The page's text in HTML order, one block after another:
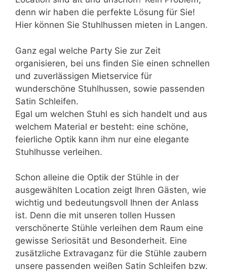
denn wir haben die perfekte Lösung für Sie!
Hier können Sie Stuhlhussen mieten in Langen.
Ganz egal welche Party Sie zur Zeit
organisieren, bei uns finden Sie einen schnellen
und zuverlässigen Mietservice für
wunderschöne Stuhlhussen, sowie passenden
Satin Schleifen.
Egal um welchen Stuhl es sich handelt und aus
welchem Material er besteht: eine schöne,
feierliche Optik kann ihm nur eine elegante
Stuhlhusse verleihen.
Schon alleine die Optik der Stühle in der
ausgewählten Location zeigt Ihren Gästen, wie
wichtig und bedeutungsvoll Ihnen der Anlass
ist. Denn die mit unseren tollen Hussen
verschönerte Stühle verleihen dem Raum eine
gewisse Seriosität und Besonderheit. Eine
zusätzliche Extravaganz für die Stühle zaubern
unsere passenden weißen Satin Schleifen bzw.